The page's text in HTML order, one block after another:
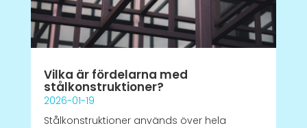
Vilka är fördelarna med
stålkonstruktioner?
2026-01-19
Stålkonstruktioner används över hela